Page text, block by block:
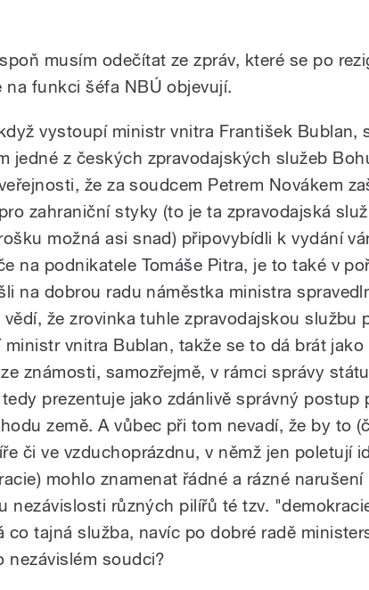
musím odečítat ze zpráv, které se po
na funkci šéfa NBÚ objevují.
vystoupí ministr vnitra František Bublan,
jedné z českých zpravodajských služeb
že za soudcem Petrem Novákem
zahraniční styky (to je ta zpravodajská
možná asi snad) připovybídli k vydání
na podnikatele Tomáše Pitra, je to také v
na dobrou radu náměstka ministra
že zrovinka tuhle zpravodajskou službu
ministr vnitra Bublan, takže se to dá brát jako
známosti, samozřejmě, v rámci správy
prezentuje jako zdánlivě správný postup
země. A vůbec při tom nevadí, že by to
či ve vzduchoprázdnu, v němž jen poletují
mohlo znamenat řádné a rázné
nezávislosti různých pilířů té tzv.
co tajná služba, navíc po dobré radě
nezávislém soudci?